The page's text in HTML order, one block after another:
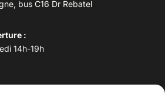
bus C16 Dr Rebatel
:
14h-19h